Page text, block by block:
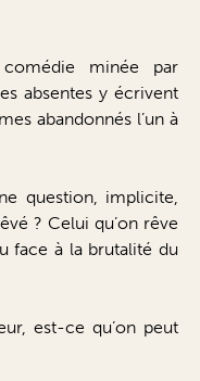
minée par
absentes y écrivent
abandonnés l’un à
question, implicite,
? Celui qu’on rêve
face à la brutalité du
est-ce qu’on peut